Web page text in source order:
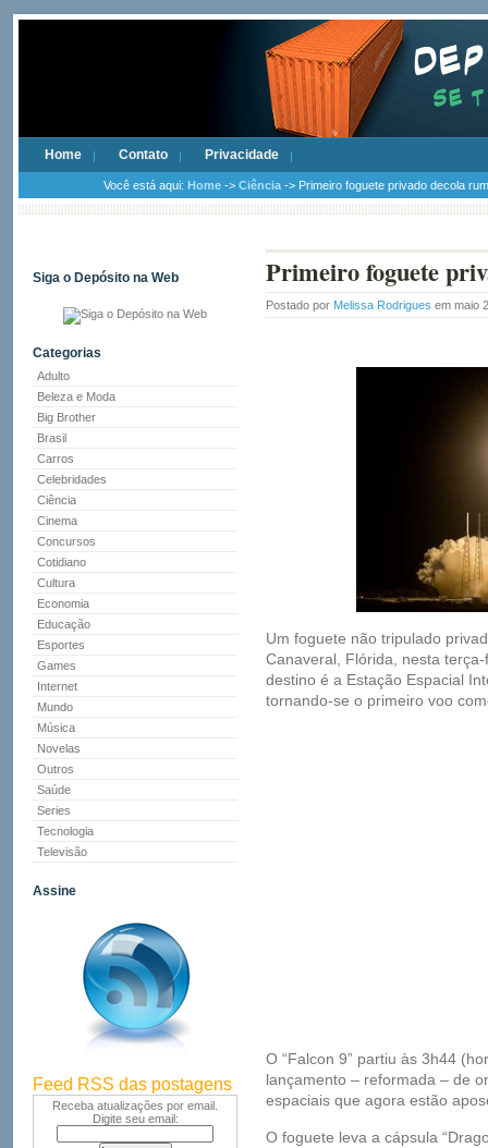
Home Contato Privacidade
Você está aqui: Home -> Ciência -> Primeiro foguete privado decola
Siga o Depósito na Web
Categorias
Adulto
Beleza e Moda
Big Brother
Brasil
Carros
Celebridades
Ciência
Cinema
Concursos
Cotidiano
Cultura
Economia
Educação
Esportes
Games
Internet
Mundo
Música
Novelas
Outros
Saúde
Series
Tecnologia
Televisão
Assine
Feed RSS das postagens
Receba atualizações por email.
Digite seu email:
Primeiro foguete
Postado por Melissa Rodrigues em maio
Um foguete não tripulado
Canaveral, Flórida, nesta
destino é a Estação Espacial
tornando-se o primeiro voo
O “Falcon 9” partiu às 3h44
lançamento – reformada – de
espaciais que agora estão
O foguete leva a cápsula